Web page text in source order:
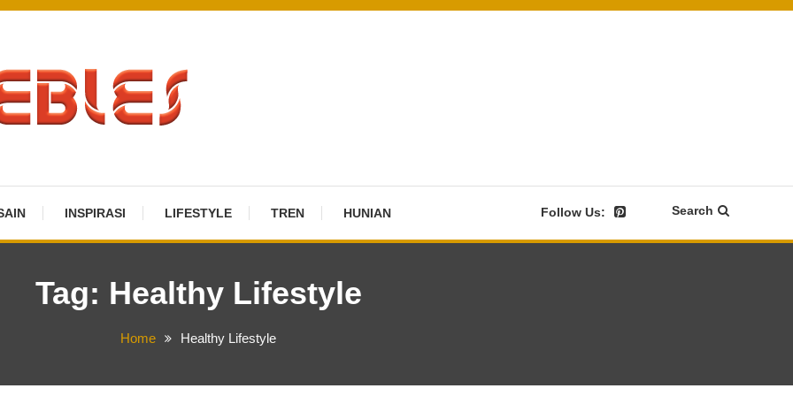
INSPIRASI LIFESTYLE TREN HUNIAN Follow Us: Search
Tag: Healthy Lifestyle
Home Healthy Lifestyle